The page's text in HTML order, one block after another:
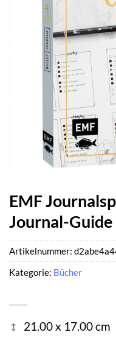
EMF
Journal-Guide
21.00 x 17.00 cm
Artikelnummer:
Kategorie: Bücher